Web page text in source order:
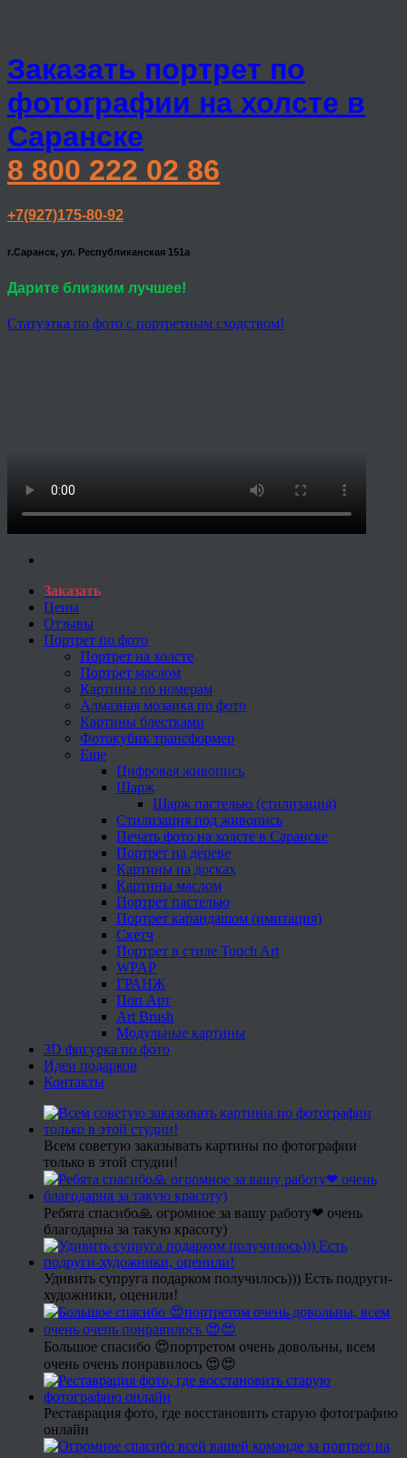
Заказать портрет по
фотографии на холсте в
Саранске
8 800 222 02 86
+7(927)175-80-92
г.Саранск, ул. Республиканская 151а
Дарите близким лучшее!
Статуэтка по фото с портретным сходством!
Заказать
Цены
Отзывы
Портрет по фото
Портрет на холсте
Портрет маслом
Картины по номерам
Алмазная мозаика по фото
Картины блестками
Фотокубик трансформер
Еще
Цифровая живопись
Шарж
Шарж пастелью (стилизация)
Стилизация под живопись
Печать фото на холсте в Саранске
Портрет на дереве
Картины на досках
Картины маслом
Портрет пастелью
Портрет карандашом (имитация)
Скетч
Портрет в стиле Touch Art
WPAP
ГРАНЖ
Поп Арт
Art Brush
Модульные картины
3D фигурка по фото
Идеи подарков
Контакты
Всем советую заказывать картины по фотографии
только в этой студии!
Ребята спасибо🙏 огромное за вашу работу❤ очень
благодарна за такую красоту)
Удивить супруга подарком получилось))) Есть подруги-
художники, оценили!
Большое спасибо 😍портретом очень довольны, всем
очень очень понравилось 😍😍
Реставрация фото, где восстановить старую фотографию
онлайн